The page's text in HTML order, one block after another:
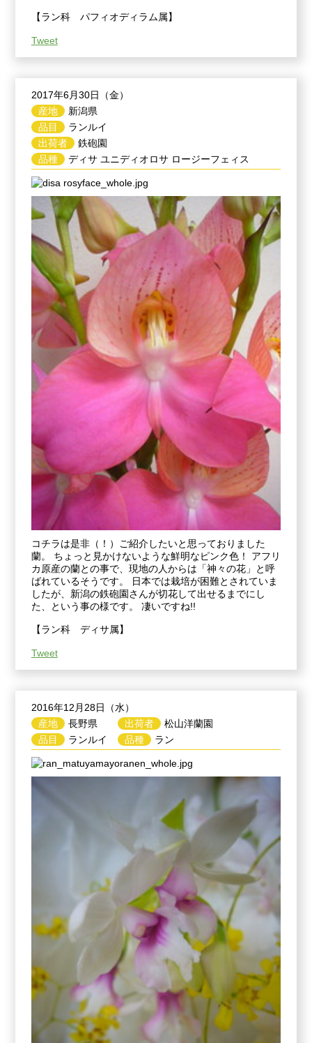
【ラン科 パフィオディラム属】
Tweet
2017年6月30日（金）
産地
新潟県
品目
ランルイ
出荷者
鉄砲園
品種
ディサ ユニディオロサ ロージーフェィス
コチラは是非（！）ご紹介したいと思っておりました
蘭。 ちょっと見かけないような鮮明なピンク色！ アフリ
カ原産の蘭との事で、現地の人からは「神々の花」と呼
ばれているそうです。 日本では栽培が困難とされていま
したが、新潟の鉄砲園さんが切花して出せるまでにし
た、という事の様です。 凄いですね!!
【ラン科 ディサ属】
Tweet
2016年12月28日（水）
産地
長野県
品目
ランルイ
出荷者
松山洋蘭園
品種
ラン